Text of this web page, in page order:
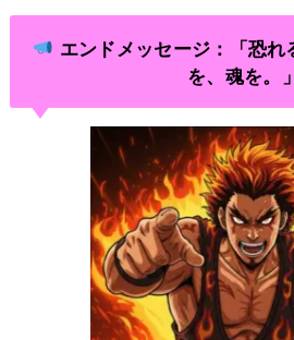
エンドメッセージ：「恐れ
を、魂を。」